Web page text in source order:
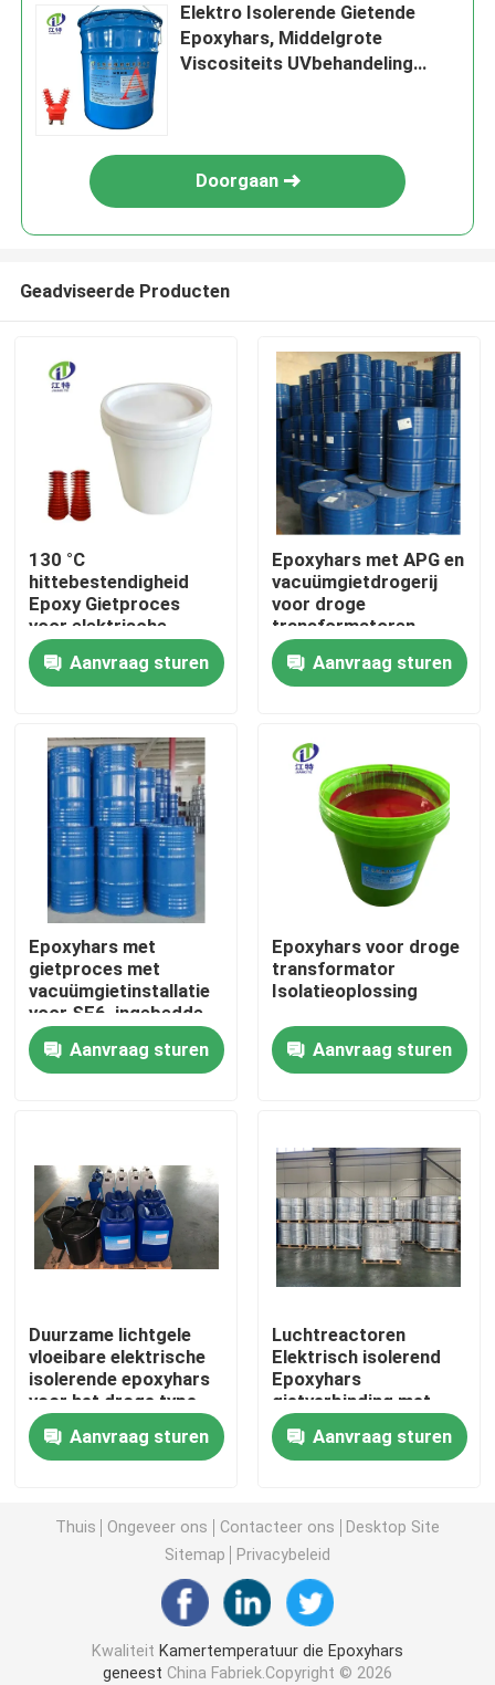
Thuis
Producten
Over ons
Fabrieksreis
Kwaliteitscontrole
Contacteer ons
nieuws
Alle Gevallen
Kamertemperatuur die Epoxyhars geneest
Transformator epoxyhars
Epoxyharsmachine
Gietende Epoxyhars
Vlam - vertragers Epoxyhars
Epoxyhars Genezende Agent
Injectie epoxyhars
Elektro Isolerende Gietende
Epoxyhars, Middelgrote
Viscositeits UVbehandeling
Doorgaan
Geadviseerde Producten
130 °C
hittebestendigheid
Epoxy Gietproces
voor elektrische
isolatoren
Aanvraag sturen
Epoxyhars met APG en
vacuümgietdrogerij
voor droge
transformatoren
Aanvraag sturen
Epoxyhars met
gietproces met
vacuümgietinstallatie
voor SF6, ingebedde
paal, bushing,
isolatieonderdelen
Aanvraag sturen
Epoxyhars voor droge
transformator
Isolatieoplossing
Aanvraag sturen
Duurzame lichtgele
vloeibare elektrische
isolerende epoxyhars
voor het droge type
Transfosrmer,CT
PT,SF6,Bushing
Aanvraag sturen
Luchtreactoren
Elektrisch isolerend
Epoxyhars
gietverbinding met
sterke hechting
Aanvraag sturen
Thuis Ongeveer ons Contacteer ons
Desktop Site
Sitemap
Privacybeleid
Kwaliteit Kamertemperatuur die Epoxyhars
geneest China Fabriek.Copyright © 2026